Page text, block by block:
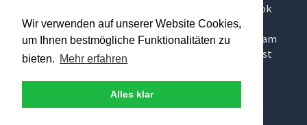
Wir verwenden auf unserer Website Cookies,
um Ihnen bestmögliche Funktionalitäten zu
bieten. Mehr erfahren
Alles klar
Marken
Sardinien
Sizilien
Umbrien
Facebook
Twitter
Instagram
Pinterest